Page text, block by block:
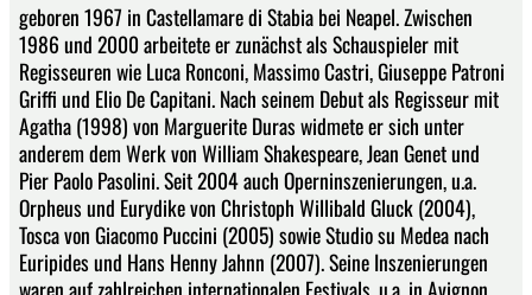
geboren 1967 in Castellamare di Stabia bei Neapel. Zwischen
1986 und 2000 arbeitete er zunächst als Schauspieler mit
Regisseuren wie Luca Ronconi, Massimo Castri, Giuseppe Patroni
Griffi und Elio De Capitani. Nach seinem Debut als Regisseur mit
Agatha (1998) von Marguerite Duras widmete er sich unter
anderem dem Werk von William Shakespeare, Jean Genet und
Pier Paolo Pasolini. Seit 2004 auch Operninszenierungen, u.a.
Orpheus und Eurydike von Christoph Willibald Gluck (2004),
Tosca von Giacomo Puccini (2005) sowie Studio su Medea nach
Euripides und Hans Henny Jahnn (2007). Seine Inszenierungen